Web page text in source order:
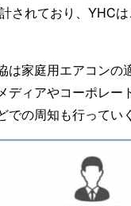
されており、YHC
は家庭用エアコンの
ディアやコーポレー
の周知も行っていく